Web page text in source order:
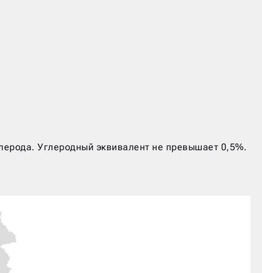
Углеродный эквивалент не превышает 0,5%.